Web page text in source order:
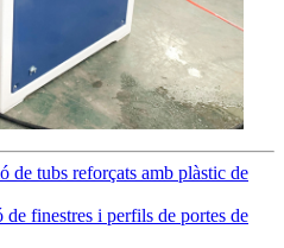
de tubs reforçats amb plàstic de
finestres i perfils de portes de